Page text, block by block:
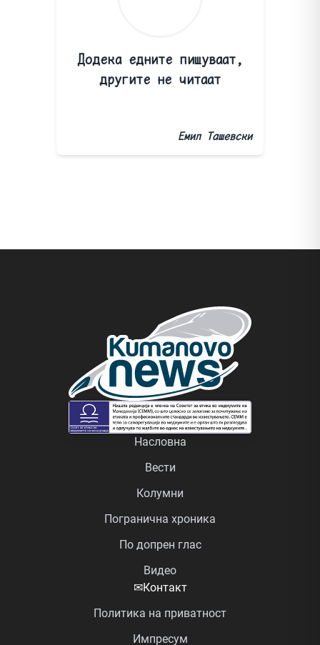
Додека едните пишуваат,
другите не читаат
Емил Ташевски
Насловна
Вести
Колумни
Погранична хроника
По допрен глас
Видео
✉Контакт
Политика на приватност
Импресум